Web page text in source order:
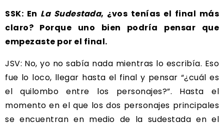
SSK: En La Sudestada, ¿vos tenías el final más
claro? Porque uno bien podría pensar que
empezaste por el final.
JSV: No, yo no sabía nada mientras lo escribía. Eso
fue lo loco, llegar hasta el final y pensar “¿cuál es
el quilombo entre los personajes?”. Hasta el
momento en el que los dos personajes principales
se encuentran en medio de la sudestada en el